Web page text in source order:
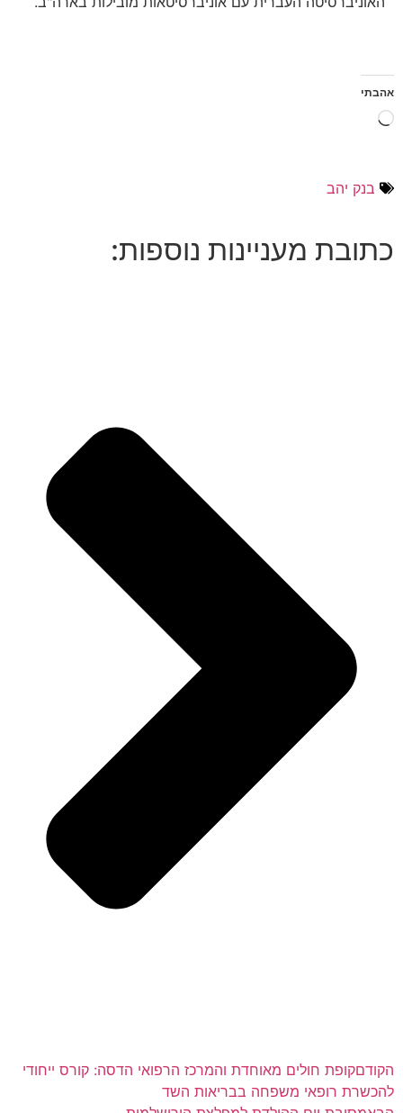
אהבתי
בנק יהב
כתובת מעניינות נוספות:
הקודםקופת חולים מאוחדת והמרכז הרפואי הדסה: קורס ייחודי
להכשרת רופאי משפחה בבריאות השד